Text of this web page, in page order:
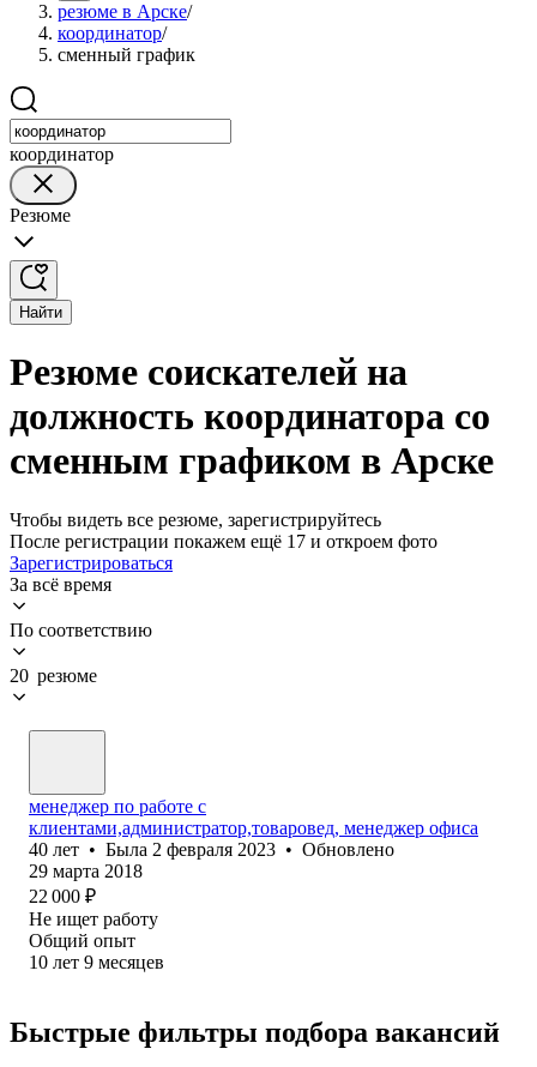
резюме в Арске/
координатор/
сменный график
координатор
Резюме
Найти
Резюме соискателей на
должность координатора со
сменным графиком в Арске
Чтобы видеть все резюме, зарегистрируйтесь
После регистрации покажем ещё 17 и откроем фото
Зарегистрироваться
За всё время
По соответствию
20 резюме
менеджер по работе с
клиентами,администратор,товаровед, менеджер офиса
40 лет • Была 2 февраля 2023 • Обновлено
29 марта 2018
22 000 ₽
Не ищет работу
Общий опыт
10 лет 9 месяцев
Быстрые фильтры подбора вакансий